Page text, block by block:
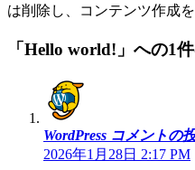
は削除し、コンテンツ作成
「Hello world!」への1
WordPress コメントの
2026年1月28日 2:17 PM